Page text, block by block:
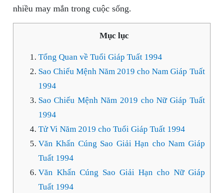
nhiều may mắn trong cuộc sống.
Mục lục
Tổng Quan về Tuổi Giáp Tuất 1994
Sao Chiếu Mệnh Năm 2019 cho Nam Giáp Tuất
1994
Sao Chiếu Mệnh Năm 2019 cho Nữ Giáp Tuất
1994
Tử Vi Năm 2019 cho Tuổi Giáp Tuất 1994
Văn Khấn Cúng Sao Giải Hạn cho Nam Giáp
Tuất 1994
Văn Khấn Cúng Sao Giải Hạn cho Nữ Giáp
Tuất 1994